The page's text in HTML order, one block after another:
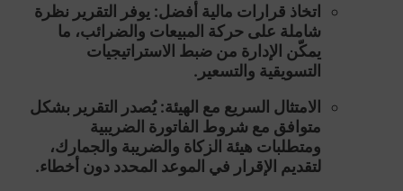
اتخاذ قرارات مالية أفضل: يوفر التقرير نظرة
شاملة على حركة المبيعات والضرائب، ما
يمكّن الإدارة من ضبط الاستراتيجيات
التسويقية والتسعير.
الامتثال السريع مع الهيئة:يُصدر التقرير بشكل
متوافق مع شروط الفاتورة الضريبية
ومتطلبات هيئة الزكاة والضريبة والجمارك،
لتقديم الإقرار في الموعد المحدد دون أخطاء.